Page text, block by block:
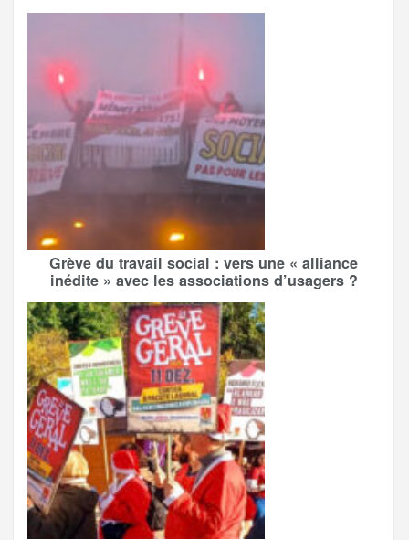
Grève du travail social : vers une « alliance
inédite » avec les associations d’usagers ?